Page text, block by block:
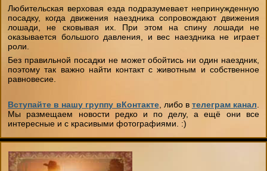
Любительская верховая езда подразумевает непринужденную
посадку, когда движения наездника сопровождают движения
лошади, не сковывая их. При этом на спину лошади не
оказывается большого давления, и вес наездника не играет
роли.
Без правильной посадки не может обойтись ни один наездник,
поэтому так важно найти контакт с животным и собственное
равновесие.
Вступайте в нашу группу вКонтакте, либо в телеграм канал
Мы размещаем новости редко и по делу, а ещё они все
интересные и с красивыми фотографиями. :)